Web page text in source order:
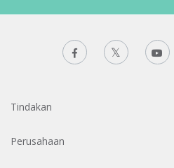
Tindakan
Perusahaan